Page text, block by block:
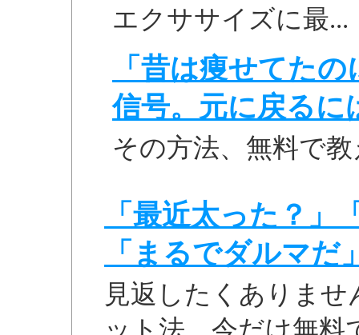
エクササイズに最...
「昔は痩せてた
信号。元に戻るに
その方法、無料で
「最近太った？
「まるでダルマだ
見返したくありま